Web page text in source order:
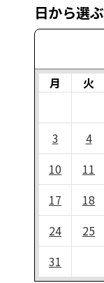
日から選ぶ
月 火
3
4
10
11
17
18
24
25
31